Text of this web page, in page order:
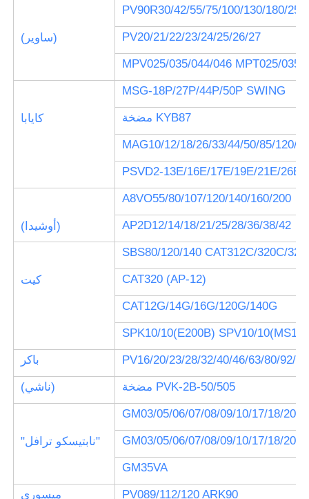
(ساوير)
PV90R30/42/55/75/100/130/180/250
PV20/21/22/23/24/25/26/27
MPV025/035/044/046 MPT025/035/
كايابا
MSG-18P/27P/44P/50P SWING
مضخة KYB87
MAG10/12/18/26/33/44/50/85/120/
PSVD2-13E/16E/17E/19E/21E/26E/
(أوشيدا)
A8VO55/80/107/120/140/160/200
AP2D12/14/18/21/25/28/36/38/42
كيت
SBS80/120/140 CAT312C/320C/
CAT320 (AP-12)
CAT12G/14G/16G/120G/140G
SPK10/10(E200B) SPV10/
باكر PV16/20/23/28/32/40/46/63/80/92/
(ناشي) مضخة PVK-2B-50/505
"نابتيسكو ترافل"
GM03/05/06/07/08/09/10/17/18/20/
GM03/05/06/07/08/09/10/17/18/20/
GM35VA
ميسوري PV089/112/120 ARK90